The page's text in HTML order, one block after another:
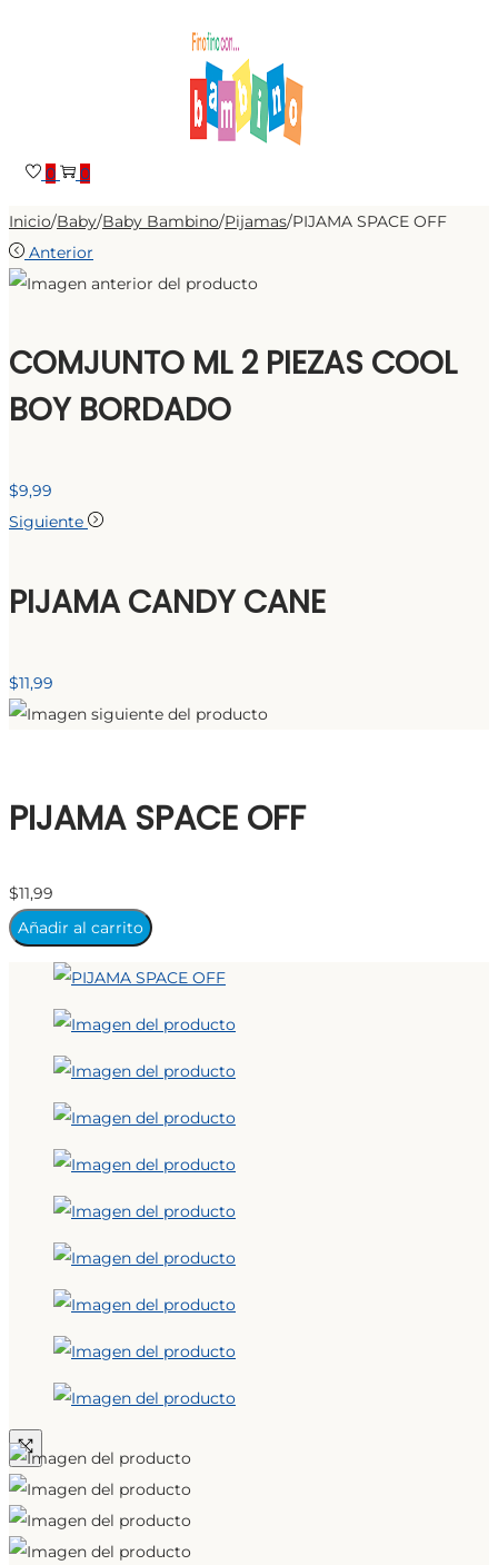
0 0
Inicio/Baby/Baby Bambino/Pijamas/PIJAMA SPACE OFF
Anterior
COMJUNTO ML 2 PIEZAS COOL
BOY BORDADO
$9,99
Siguiente
PIJAMA CANDY CANE
$11,99
PIJAMA SPACE OFF
$11,99
Añadir al carrito